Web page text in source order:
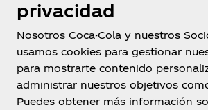
Chile
privacidad
Nosotros Coca-Cola y nuestros
usamos cookies para gestionar
para mostrarte contenido
administrar nuestros objetivos
Puedes obtener más información